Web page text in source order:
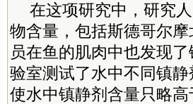
在这项研究中，研究
物含量，包括斯德哥尔
员在鱼的肌肉中也发现
验室测试了水中不同镇
使水中镇静剂含量只略